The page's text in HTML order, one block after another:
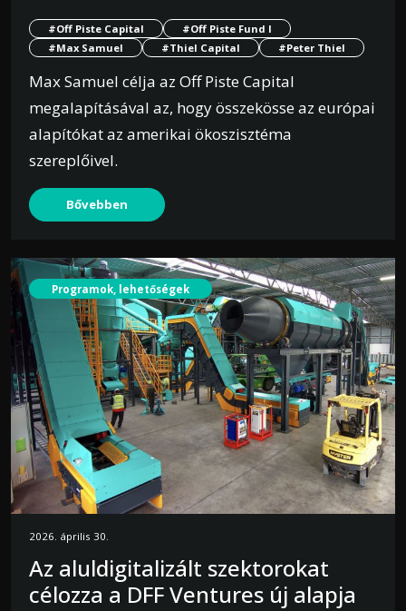
#Off Piste Capital
#Off Piste Fund I
#Max Samuel
#Thiel Capital #Peter Thiel
Max Samuel célja az Off Piste Capital
megalapításával az, hogy összekösse az európai
alapítókat az amerikai ökoszisztéma
szereplőivel.
Bővebben
Programok, lehetőségek
2026. április 30.
Az aluldigitalizált szektorokat
célozza a DFF Ventures új alapja